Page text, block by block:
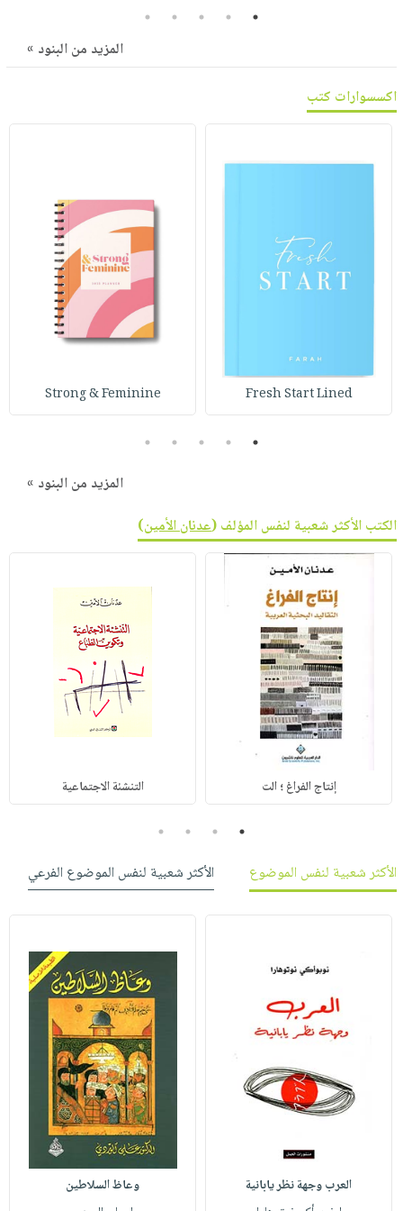
مناسباتيتكرر
طرحها
خدمات
وفرات
تواصل
نشرة
الإصدارات
1
2
3
4
5
المزيد من البنود »
اكسسوارات كتب
Fresh Start Lined
Strong & Feminine
1
2
3
4
5
المزيد من البنود »
الكتب الأكثر شعبية لنفس المؤلف (عدنان الأمين)
إنتاج الفراغ ؛ الت التنشئة الاجتماعية
1
2
3
4
الأكثر شعبية لنفس الموضوع
الأكثر شعبية لنفس الموضوع الفرعي
العرب وجهة نظر يابانية
وعاظ السلاطين